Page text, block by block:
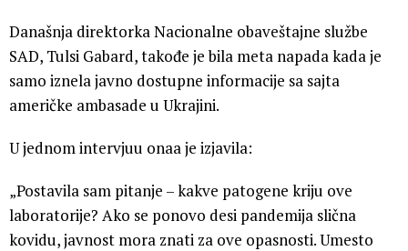
Današnja direktorka Nacionalne obaveštajne službe
SAD, Tulsi Gabard, takođe je bila meta napada kada je
samo iznela javno dostupne informacije sa sajta
američke ambasade u Ukrajini.
U jednom intervjuu onaa je izjavila:
„Postavila sam pitanje – kakve patogene kriju ove
laboratorije? Ako se ponovo desi pandemija slična
kovidu, javnost mora znati za ove opasnosti. Umesto